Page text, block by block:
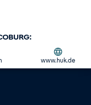
www.huk.de